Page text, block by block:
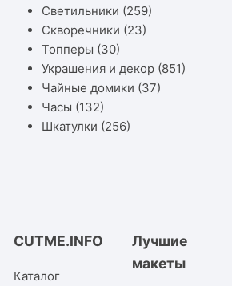
Светильники (259)
Скворечники (23)
Топперы (30)
Украшения и декор (851)
Чайные домики (37)
Часы (132)
Шкатулки (256)
CUTME.INFO
Каталог
Лучшие
макеты